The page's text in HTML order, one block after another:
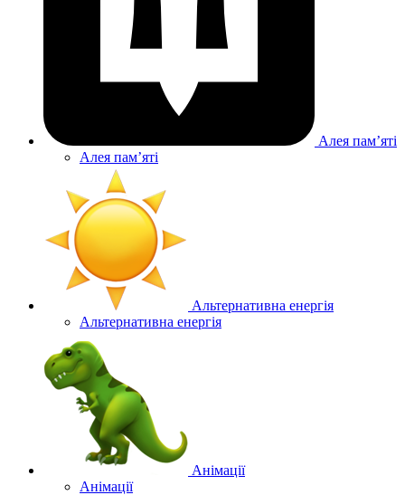
Алея памʼяті
Алея памʼяті
Альтернативна енергія
Альтернативна енергія
Анімації
Анімації